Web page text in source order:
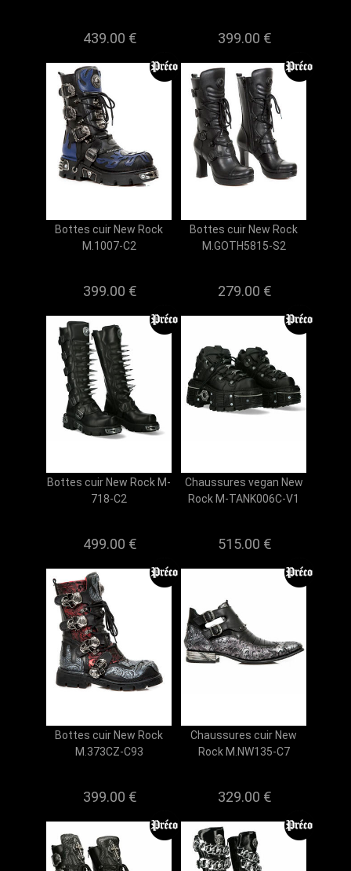
439.00 € 399.00 €
Bottes cuir New Rock
M.1007-C2
399.00 €
Bottes cuir New Rock
M.GOTH5815-S2
279.00 €
Bottes cuir New Rock M-
718-C2
499.00 €
Chaussures vegan New
Rock M-TANK006C-V1
515.00 €
Bottes cuir New Rock
M.373CZ-C93
399.00 €
Chaussures cuir New
Rock M.NW135-C7
329.00 €